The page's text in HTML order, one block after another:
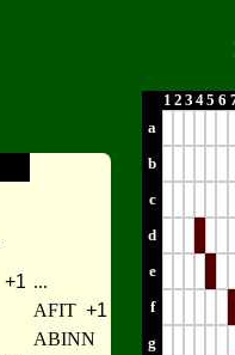
+1 ...
AFIT +1
ABINN
1 2 3 45 6
a
b
c
d
e
f
g